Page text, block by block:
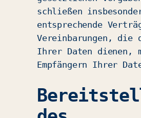
schließen
entsprechende
Vereinbarungen, die
Ihrer Daten dienen,
Empfängern Ihrer